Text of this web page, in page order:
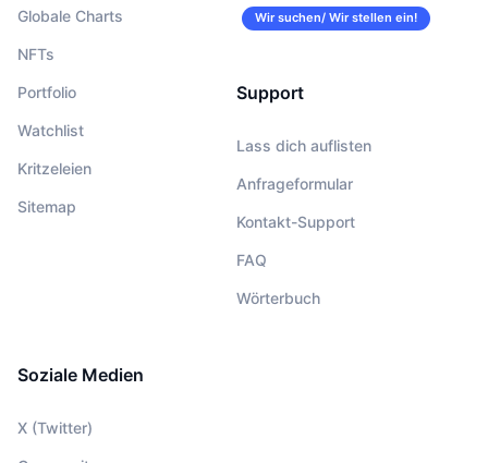
Globale Charts
NFTs
Portfolio
Watchlist
Kritzeleien
Sitemap
Wir suchen/ Wir stellen ein!
Support
Lass dich auflisten
Anfrageformular
Kontakt-Support
FAQ
Wörterbuch
Soziale Medien
X (Twitter)